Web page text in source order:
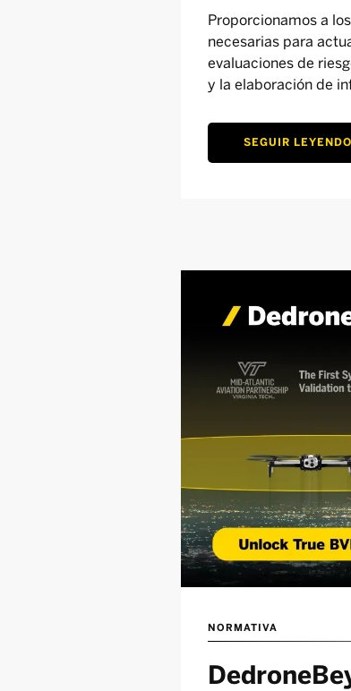
Proporcionamos a
necesarias para
evaluaciones de
y la elaboración de
SEGUIR LEYENDO
NORMATIVA